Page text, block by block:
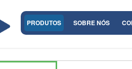
PRODUTOS SOBRE NÓS